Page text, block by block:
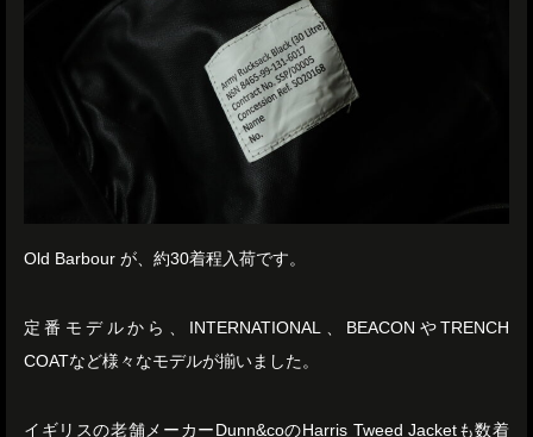
Old Barbour が、約30着程入荷です。
定番モデルから、INTERNATIONAL、BEACONやTRENCH
COATなど様々なモデルが揃いました。
イギリスの老舗メーカーDunn&coのHarris Tweed Jacketも数着